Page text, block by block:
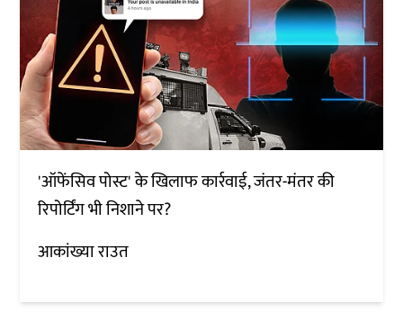
'ऑफेंसिव पोस्ट' के खिलाफ कार्रवाई, जंतर-मंतर की
रिपोर्टिंग भी निशाने पर?
आकांख्या राउत